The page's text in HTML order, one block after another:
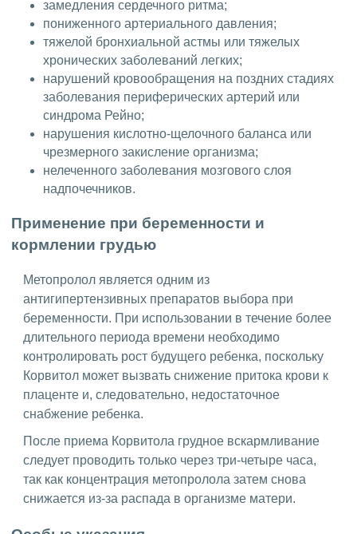
замедления сердечного ритма;
пониженного артериального давления;
тяжелой бронхиальной астмы или тяжелых
хронических заболеваний легких;
нарушений кровообращения на поздних стадиях
заболевания периферических артерий или
синдрома Рейно;
нарушения кислотно-щелочного баланса или
чрезмерного закисление организма;
нелеченного заболевания мозгового слоя
надпочечников.
Применение при беременности и
кормлении грудью
Метопролол является одним из
антигипертензивных препаратов выбора при
беременности. При использовании в течение более
длительного периода времени необходимо
контролировать рост будущего ребенка, поскольку
Корвитол может вызвать снижение притока крови к
плаценте и, следовательно, недостаточное
снабжение ребенка.
После приема Корвитола грудное вскармливание
следует проводить только через три-четыре часа,
так как концентрация метопролола затем снова
снижается из-за распада в организме матери.